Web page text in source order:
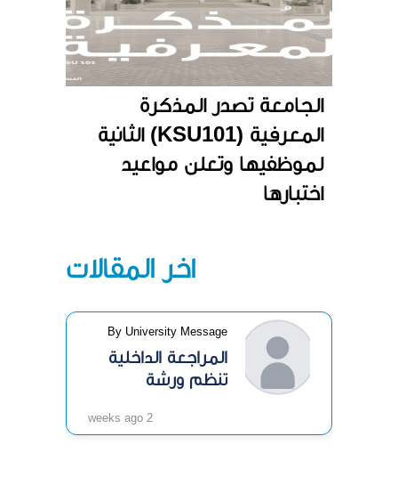
الجامعة تصدر المذكرة
المعرفية (KSU101) الثانية
لموظفيها وتعلن مواعيد
اختبارها
آخر المقالات
By University Message
المراجعة الداخلية
تنظم ورشة
2 weeks ago